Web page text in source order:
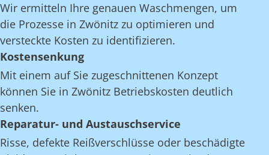
Wir ermitteln Ihre genauen Waschmengen, um
die Prozesse in Zwönitz zu optimieren und
versteckte Kosten zu identifizieren.
Kostensenkung
Mit einem auf Sie zugeschnittenen Konzept
können Sie in Zwönitz Betriebskosten deutlich
senken.
Reparatur- und Austauschservice
Risse, defekte Reißverschlüsse oder beschädigte